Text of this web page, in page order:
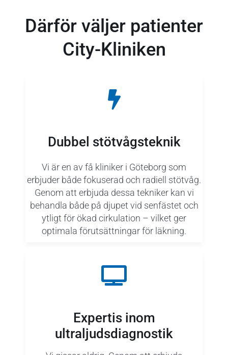
Därför väljer patienter
City-Kliniken
Dubbel stötvågsteknik
Vi är en av få kliniker i Göteborg som
erbjuder både fokuserad och radiell stötvåg.
Genom att erbjuda dessa tekniker kan vi
behandla både på djupet vid senfästet och
ytligt för ökad cirkulation – vilket ger
optimala förutsättningar för läkning.
Expertis inom
ultraljudsdiagnostik